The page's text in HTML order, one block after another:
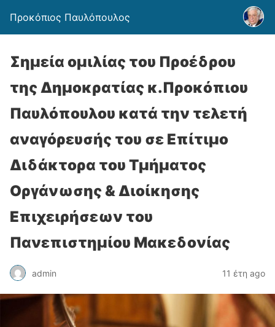
Προκόπιος Παυλόπουλος
Σημεία ομιλίας του Προέδρου
της Δημοκρατίας κ.Προκόπιου
Παυλόπουλου κατά την τελετή
αναγόρευσής του σε Επίτιμο
Διδάκτορα του Τμήματος
Οργάνωσης & Διοίκησης
Επιχειρήσεων του
Πανεπιστημίου Μακεδονίας
admin 11 έτη ago